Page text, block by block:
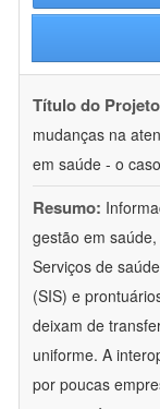
Título do
mudanças na
em saúde - o
Resumo:
gestão em
Serviços de
(SIS) e
deixam de
uniforme. A
por poucas